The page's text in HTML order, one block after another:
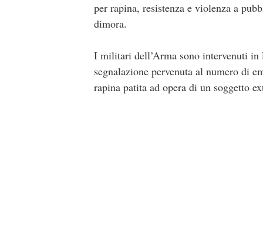
per rapina, resistenza e violenza a
dimora.
I militari dell’Arma sono intervenuti in
segnalazione pervenuta al numero di
rapina patita ad opera di un soggetto